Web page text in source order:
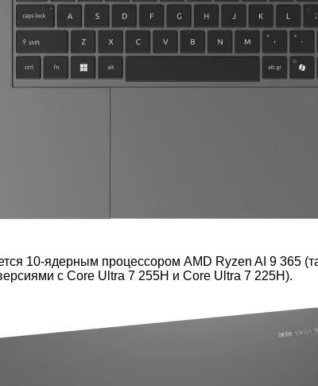
10-ядерным процессором AMD Ryzen AI 9 365
с Core Ultra 7 255H и Core Ultra 7 225H).